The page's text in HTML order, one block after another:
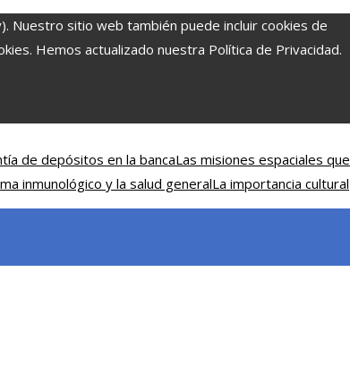
Nuestro sitio web también puede incluir cookies de
Hemos actualizado nuestra Política de Privacidad.
de depósitos en la bancaLas misiones espaciales que
inmunológico y la salud generalLa importancia cultural